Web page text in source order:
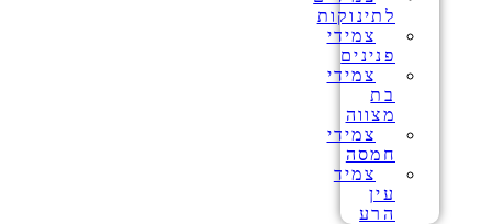
לתינוקות
צמידי
פנינים
צמידי
בת
מצווה
צמידי
חמסה
צמיד
עין
הרע